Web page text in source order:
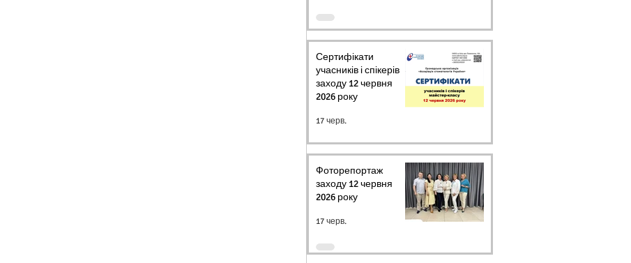
Сертифікати
учасників і спікерів
заходу 12 червня
2026 року
17 черв.
Фоторепортаж
заходу 12 червня
2026 року
17 черв.